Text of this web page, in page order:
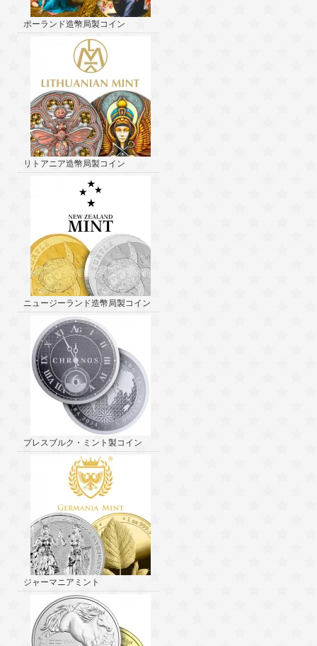
ポーランド造幣局製コイン
リトアニア造幣局製コイン
ニュージーランド造幣局製コイン
プレスブルク・ミント製コイン
ジャーマニアミント